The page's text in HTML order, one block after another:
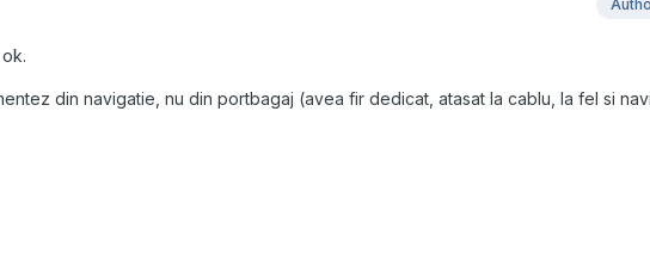
din navigatie, nu din portbagaj (avea fir dedicat, atasat la cablu, la fel si